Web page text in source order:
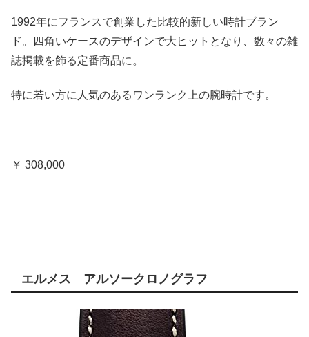
1992年にフランスで創業した比較的新しい時計ブラン
ド。四角いケースのデザインで大ヒットとなり、数々の雑
誌掲載を飾る定番商品に。
特に若い方に人気のあるワンランク上の腕時計です。
￥ 308,000
エルメス アルソークロノグラフ